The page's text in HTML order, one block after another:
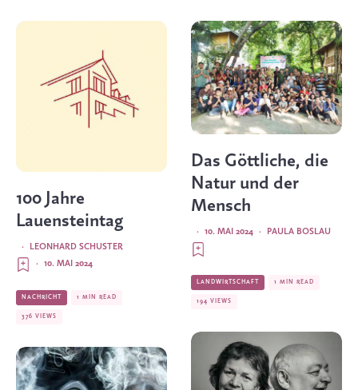
100 Jahre
Lauensteintag
LEONHARD SCHUSTER
·
10. MAI 2024
·
NACHRICHT 1 MIN READ
376 VIEWS
Das Göttliche, die
Natur und der
Mensch
PAULA BOSLAU
·
10. MAI 2024
·
LANDWIRTSCHAFT 1 MIN READ
194 VIEWS